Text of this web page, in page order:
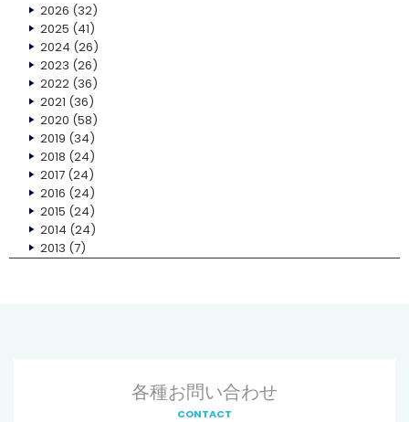
2026 (32)
2025 (41)
2024 (26)
2023 (26)
2022(36)
2021 (36)
2020 (58)
2019 (34)
2018 (24)
2017(24)
2016 (24)
2015 (24)
2014 (24)
2013 (7)
各種お問い合わせ
CONTACT